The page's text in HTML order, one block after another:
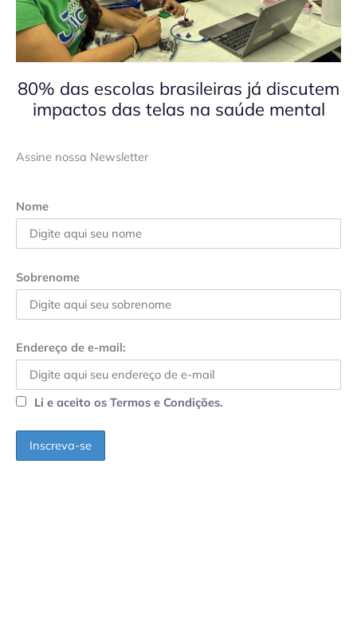
80% das escolas brasileiras já discutem
impactos das telas na saúde mental
Assine nossa Newsletter
Nome
Sobrenome
Endereço de e-mail:
Li e aceito os Termos e Condições.